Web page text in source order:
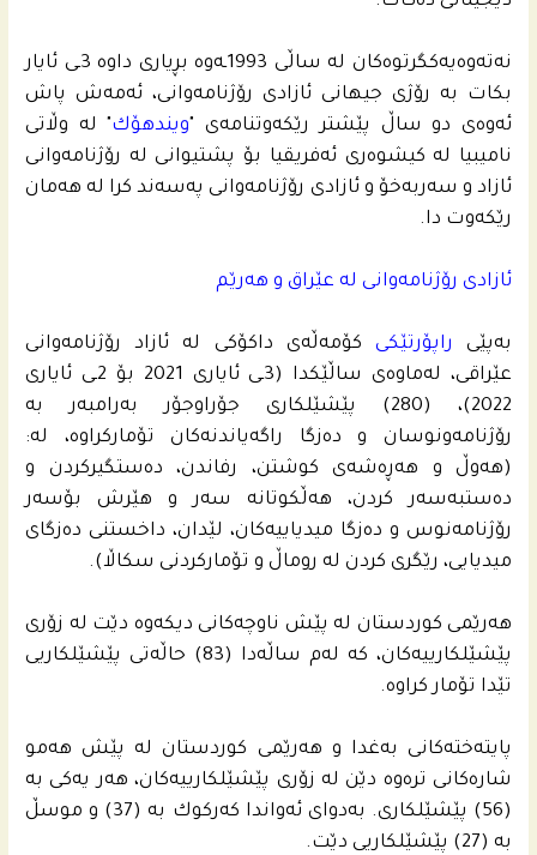
نه‌ته‌وه‌یه‌كگرتوه‌كان له‌ ساڵی 1993ـه‌وه‌ بڕیاری داوه‌ 3ـى ئایار
بكات به‌ رۆژى جیهانى ئازادى رۆژنامه‌وانى، ئه‌مه‌ش پاش
ئه‌وه‌ى دو ساڵ پێشتر رێكه‌وتنامه‌ى "ویندهۆك" له‌ وڵاتى
نامیبیا له‌ كیشوه‌رى ئه‌فریقیا بۆ پشتیوانى له‌ رۆژنامه‌وانى
ئازاد و سه‌ربه‌خۆ و ئازادی رۆژنامه‌وانى په‌سه‌ند كرا له‌ هه‌مان
رێكه‌وت دا.
ئازادى رۆژنامه‌وانى له‌ عێراق و هه‌رێم
به‌پێی راپۆرتێكى كۆمه‌ڵه‌ى داكۆكی له‌ ئازاد رۆژنامه‌وانى
عێراقی، له‌ماوه‌ى ساڵێكدا (3ـى ئایاری 2021 بۆ 2ـى ئایاری
2022)، (280) پێشێلكاری جۆراوجۆر به‌رامبه‌ر به‌
رۆژنامه‌ونوسان و ده‌زگا راگه‌یاندنه‌كان تۆماركراوه‌، له‌:
(هه‌وڵ و هه‌ڕه‌شه‌ى كوشتن، رفاندن، ده‌ستگیركردن و
ده‌ستبه‌سه‌ر كردن، هه‌ڵكوتانه‌ سه‌ر و هێرش بۆسه‌ر
رۆژنامه‌نوس و ده‌زگا میدیاییه‌كان، لێدان، داخستنى ده‌زگاى
میدیایی، رێگری كردن له‌ روماڵ و تۆماركردنى سكاڵا).
هه‌رێمى كوردستان له‌ پێش ناوچه‌كانى دیكه‌وه‌ دێت له‌ زۆری
پێشێلكارییه‌كان، كه‌ له‌م ساڵه‌دا (83) حاڵه‌تى پێشێلكاریی
تێدا تۆمار كراوه‌.
پایته‌خته‌كانى به‌غدا و هه‌رێمى كوردستان له‌ پێش هه‌مو
شاره‌كانى تره‌وه‌ دێن له‌ زۆری پێشێلكارییه‌كان، هه‌ر یه‌كی به‌
(56) پێشێلكاری. به‌دواى ئه‌واندا كه‌ركوك به‌ (37) و موسڵ
به‌ (27) پێشێلكاریی دێت.